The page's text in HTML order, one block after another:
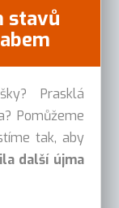
stavů
Prasklá
Pomůžeme
tak, aby
další újma